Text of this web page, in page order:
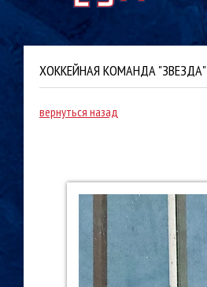
ХОККЕЙНАЯ КОМАНДА "ЗВЕЗДА"
вернуться назад